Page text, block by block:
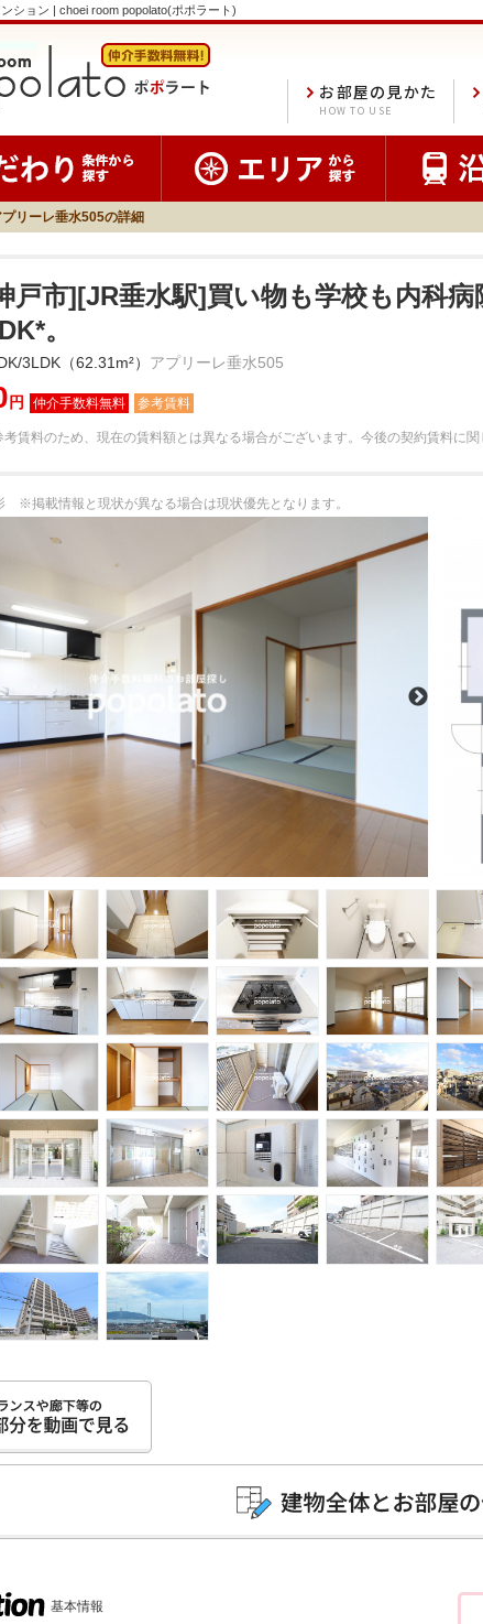
ション | choei room popolato(ポポラート)
お部屋の見かた
HOW TO USE
プリーレ垂水505の詳細
戸市][JR垂水駅]買い物も学校も内科
。
3LDK（62.31m²） アプリーレ垂水505
円 参考賃料
賃料のため、現在の賃料額とは異なる場合がございます。 今後の契約賃料に関
※掲載情報と現状が異なる場合は現状優先となります。
基本情報